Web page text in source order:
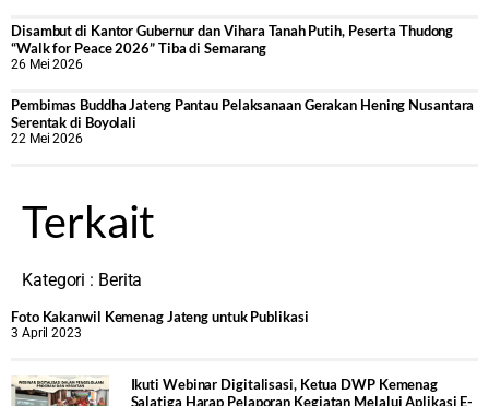
Disambut di Kantor Gubernur dan Vihara Tanah Putih, Peserta Thudong
“Walk for Peace 2026” Tiba di Semarang
26 Mei 2026
‎Pembimas Buddha Jateng Pantau Pelaksanaan Gerakan Hening Nusantara
Serentak di Boyolali
22 Mei 2026
Terkait
Kategori : Berita
Foto Kakanwil Kemenag Jateng untuk Publikasi
3 April 2023
Ikuti Webinar Digitalisasi, Ketua DWP Kemenag
Salatiga Harap Pelaporan Kegiatan Melalui Aplikasi E-